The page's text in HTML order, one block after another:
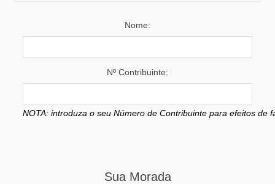
Nome:
Nº Contribuinte:
NOTA: introduza o seu Número de Contribuinte para efeitos de
Sua Morada